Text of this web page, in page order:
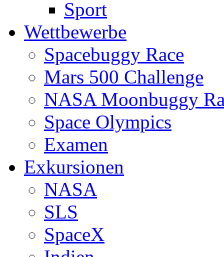
Sport
Wettbewerbe
Spacebuggy Race
Mars 500 Challenge
NASA Moonbuggy
Space Olympics
Examen
Exkursionen
NASA
SLS
SpaceX